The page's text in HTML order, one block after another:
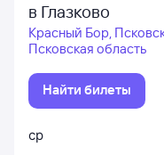
в Глазково
Красный Бор,
Псковская область
Найти билеты
ср